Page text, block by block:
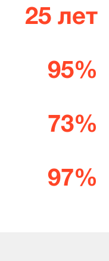
25 лет
95%
73%
97%